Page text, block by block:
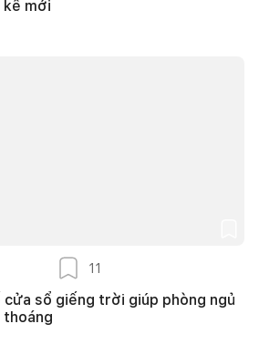
mới
11
sổ giếng trời giúp phòng ngủ
thoáng